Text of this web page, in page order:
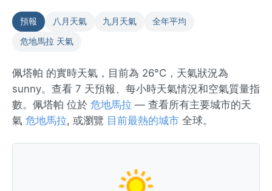
預報 八月天氣 九月天氣
全年平均
危地馬拉 天氣
佩塔帕 的實時天氣，目前為 26°C，天氣狀況為
sunny。查看 7 天預報、每小時天氣情況和空氣質量指
數。佩塔帕 位於 危地馬拉 — 查看所有主要城市的天
氣 危地馬拉, 或瀏覽 目前最熱的城市 全球。